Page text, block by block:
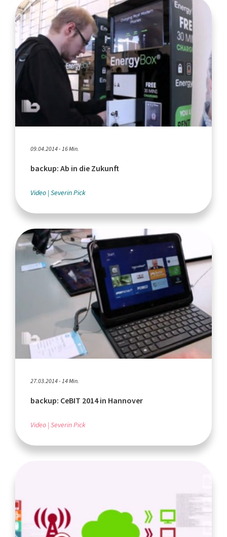
09.04.2014 - 16 Min.
backup: Ab in die Zukunft
Video Severin Pick
27.03.2014 - 14 Min.
backup: CeBIT 2014 in Hannover
Video Severin Pick